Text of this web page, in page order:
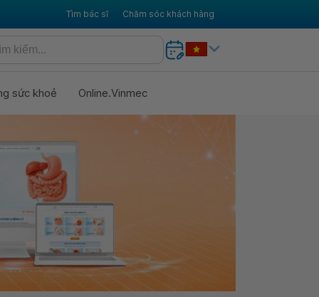
Tìm bác sĩ Chăm sóc khách hàng
sức khoẻ Online.Vinmec